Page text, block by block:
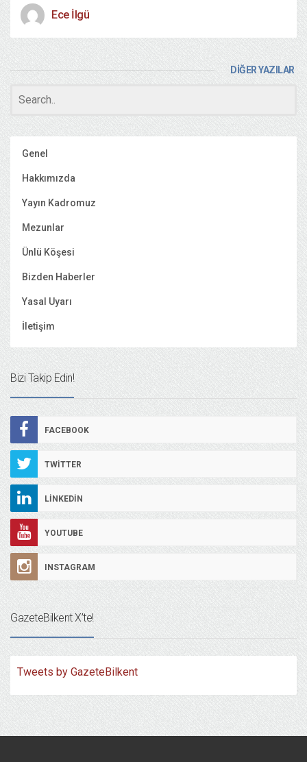
Ece İlgü
DİĞER YAZILAR
Genel
Hakkımızda
Yayın Kadromuz
Mezunlar
Ünlü Köşesi
Bizden Haberler
Yasal Uyarı
İletişim
Bizi Takip Edin!
FACEBOOK
TWITTER
LINKEDIN
YOUTUBE
INSTAGRAM
GazeteBilkent X’te!
Tweets by GazeteBilkent